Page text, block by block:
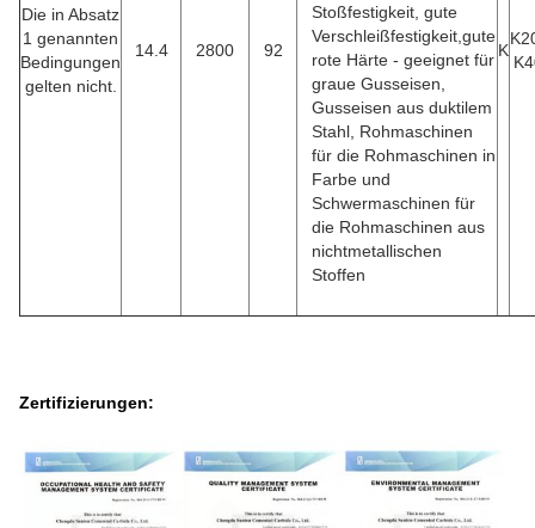
Die in Absatz
1 genannten
Bedingungen
gelten nicht.
14.4 2800 92
Stoßfestigkeit, gute
Verschleißfestigkeit,gute
rote Härte - geeignet für
graue Gusseisen,
Gusseisen aus duktilem
Stahl, Rohmaschinen
für die Rohmaschinen in
Farbe und
Schwermaschinen für
die Rohmaschinen aus
nichtmetallischen
Stoffen
K
Zertifizierungen: